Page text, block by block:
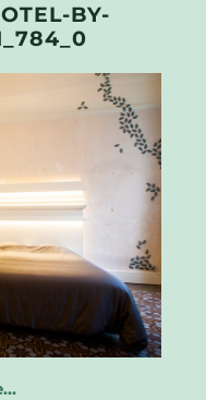
BY-